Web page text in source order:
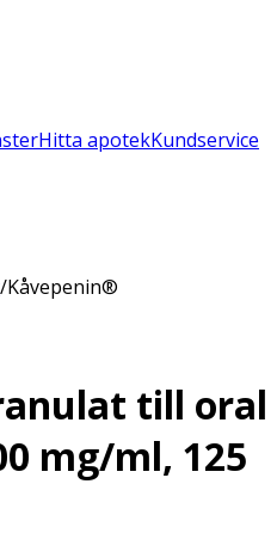
Hitta apotekKundservice
/Kåvepenin®
till oral
mg/ml, 125